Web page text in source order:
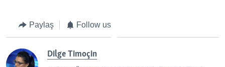
Paylaş Follow us
Dilge Timoçin